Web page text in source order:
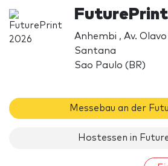
Anhembi , Av.
Santana
Sao Paulo (BR)
Messebau an der
Hostessen in